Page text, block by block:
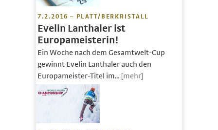
7.2.2016 – PLATT/BERKRISTALL
Evelin Lanthaler ist
Europameisterin!
Ein Woche nach dem Gesamtwelt-Cup
gewinnt Evelin Lanthaler auch den
Europameister-Titel im... [mehr]